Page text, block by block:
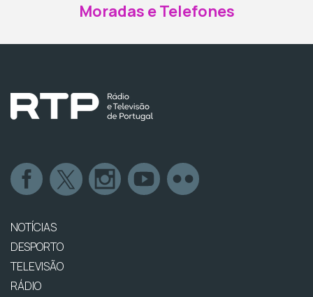
Moradas e Telefones
NOTÍCIAS
DESPORTO
TELEVISÃO
RÁDIO